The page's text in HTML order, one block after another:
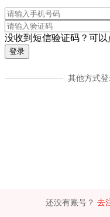
没收到短信验证码？可以
登录
其他方式
还没有账号？ 去